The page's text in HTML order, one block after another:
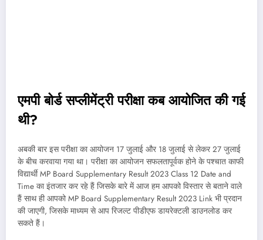
एमपी बोर्ड सप्लीमेंट्री परीक्षा कब आयोजित की गई
थी?
अबकी बार इस परीक्षा का आयोजन 17 जुलाई और 18 जुलाई से लेकर 27 जुलाई
के बीच करवाया गया था। परीक्षा का आयोजन सफलतापूर्वक होने के पश्चात काफी
विद्यार्थी MP Board Supplementary Result 2023 Class 12 Date and
Time का इंतजार कर रहे हैं जिसके बारे में आज हम आपको विस्तार से बताने वाले
हैं साथ ही आपको MP Board Supplementary Result 2023 Link भी प्रदान
की जाएगी, जिसके माध्यम से आप रिजल्ट पीडीएफ डायरेक्टली डाउनलोड कर
सकते हैं।